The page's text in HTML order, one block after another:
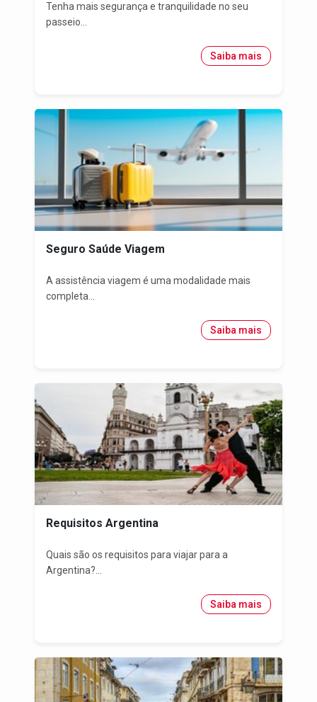
Tenha mais segurança e tranquilidade no seu
passeio...
Saiba mais
Seguro Saúde Viagem
A assistência viagem é uma modalidade mais
completa...
Saiba mais
Requisitos Argentina
Quais são os requisitos para viajar para a
Argentina?...
Saiba mais